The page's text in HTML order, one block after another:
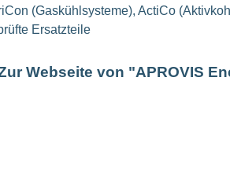
(Gaskühlsysteme), ActiCo
Ersatzteile
Webseite von "APROVIS